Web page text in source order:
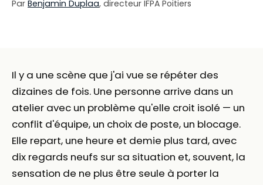
Par Benjamin Duplaa, directeur IFPA Poitiers
Il y a une scène que j'ai vue se répéter des
dizaines de fois. Une personne arrive dans un
atelier avec un problème qu'elle croit isolé — un
conflit d'équipe, un choix de poste, un blocage.
Elle repart, une heure et demie plus tard, avec
dix regards neufs sur sa situation et, souvent, la
sensation de ne plus être seule à porter la